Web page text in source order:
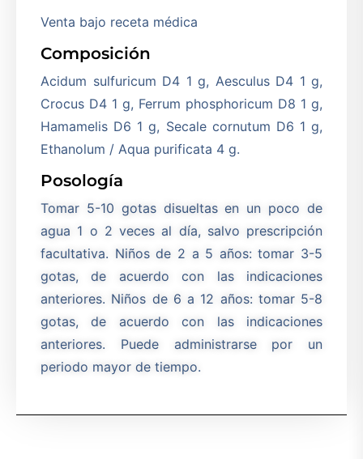
Venta bajo receta médica
Composición
Acidum sulfuricum D4 1 g, Aesculus D4 1 g,
Crocus D4 1 g, Ferrum phosphoricum D8 1 g,
Hamamelis D6 1 g, Secale cornutum D6 1 g,
Ethanolum / Aqua purificata 4 g.
Posología
Tomar 5-10 gotas disueltas en un poco de
agua 1 o 2 veces al día, salvo prescripción
facultativa. Niños de 2 a 5 años: tomar 3-5
gotas, de acuerdo con las indicaciones
anteriores. Niños de 6 a 12 años: tomar 5-8
gotas, de acuerdo con las indicaciones
anteriores. Puede administrarse por un
periodo mayor de tiempo.